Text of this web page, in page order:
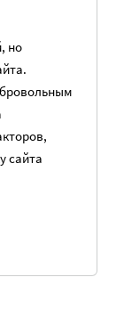
но
сайта